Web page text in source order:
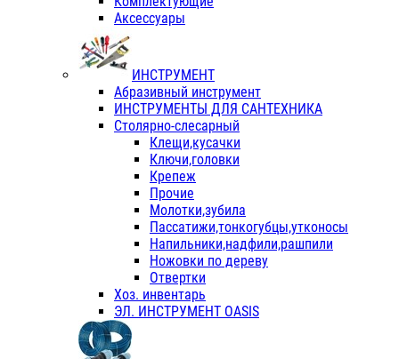
Аксессуары
ИНСТРУМЕНТ
Абразивный инструмент
ИНСТРУМЕНТЫ ДЛЯ САНТЕХНИКА
Столярно-слесарный
Клещи,кусачки
Ключи,головки
Крепеж
Прочие
Молотки,зубила
Пассатижи,тонкогубцы,утконосы
Напильники,надфили,рашпили
Ножовки по дереву
Отвертки
Хоз. инвентарь
ЭЛ. ИНСТРУМЕНТ OASIS